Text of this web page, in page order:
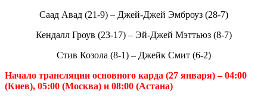
Саад Авад (21-9) – Джей-Джей Эмброуз (28-7)
Кендалл Гроув (23-17) – Эй-Джей Мэттьюз (8-7)
Стив Козола (8-1) – Джейк Смит (6-2)
Начало трансляции основного карда (27 января) – 04:00
(Киев), 05:00 (Москва) и 08:00 (Астана)